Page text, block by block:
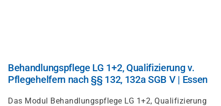
Behandlungspflege LG 1+2, Qualifizierung v.
Pflegehelfern nach §§ 132, 132a SGB V | Essen
Das Modul Behandlungspflege LG 1+2, Qualifizierung